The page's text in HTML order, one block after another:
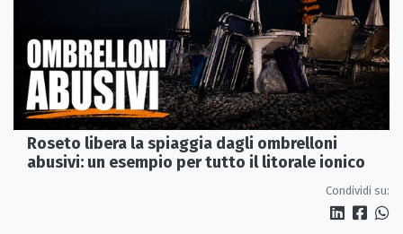
Roseto libera la spiaggia dagli ombrelloni
abusivi: un esempio per tutto il litorale ionico
Condividi su: